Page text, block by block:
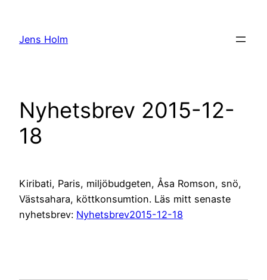
innehåll
Jens Holm
Nyhetsbrev 2015-12-
18
Kiribati, Paris, miljöbudgeten, Åsa Romson, snö,
Västsahara, köttkonsumtion. Läs mitt senaste
nyhetsbrev: Nyhetsbrev2015-12-18